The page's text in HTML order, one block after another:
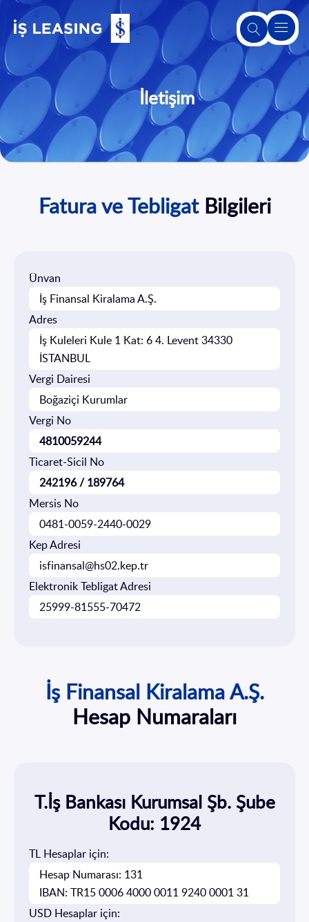
Hakkımızda
Leasing
Hakkında
Ürünlerimiz
Hizmetlerimiz
EN TR
İletişim
Fatura ve Tebligat Bilgileri
Ünvan
İş Finansal Kiralama A.Ş.
Adres
İş Kuleleri Kule 1 Kat: 6 4. Levent 34330
İSTANBUL
Vergi Dairesi
Boğaziçi Kurumlar
Vergi No
4810059244
Ticaret-Sicil No
242196/189764
Mersis No
0481-0059-2440-0029
Kep Adresi
isfinansal@hs02.kep.tr
Elektronik Tebligat Adresi
25999-81555-70472
İş Finansal Kiralama A.Ş.
Hesap Numaraları
T.İş Bankası Kurumsal Şb. Şube
Kodu: 1924
TL Hesaplar için:
Hesap Numarası: 131
IBAN: TR15 0006 4000 0011 9240 0001 31
USD Hesaplar için: